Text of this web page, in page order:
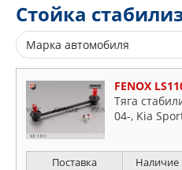
Стойка
Марка автомобиля
Alfa Romeo
Audi
BMW
Chevrolet
Citroen
FENOX
Тяга
04-, Kia
Поставка Наличие